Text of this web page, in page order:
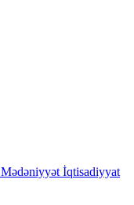
Mədəniyyət İqtisadiyyat